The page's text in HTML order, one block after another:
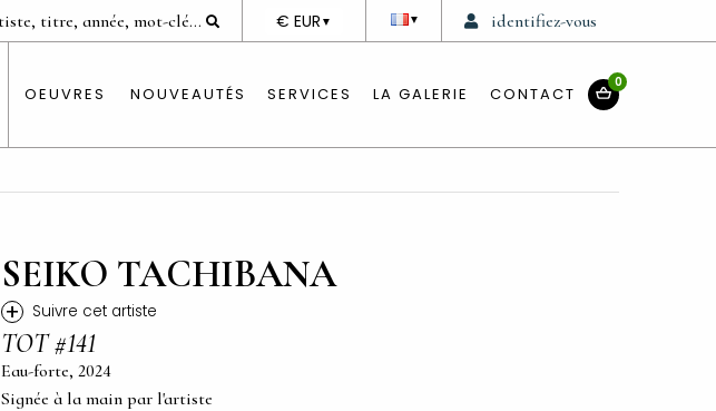
identifiez-vous
▼
DEVISE
€ EUR ▼
OEUVRES NOUVEAUTÉS SERVICES LA GALERIE CONTACT
0
SEIKO TACHIBANA
+ Suivre cet artiste
TOT #141
Eau-forte, 2024
Signée à la main par l'artiste